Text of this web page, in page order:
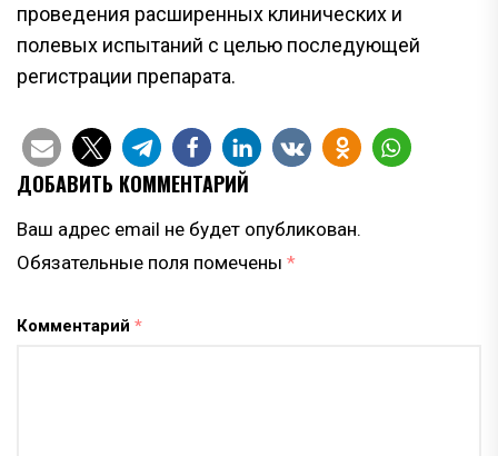
проведения расширенных клинических и
полевых испытаний с целью последующей
регистрации препарата.
ДОБАВИТЬ КОММЕНТАРИЙ
Ваш адрес email не будет опубликован.
Обязательные поля помечены *
Комментарий *